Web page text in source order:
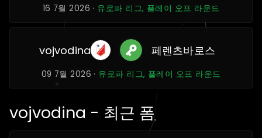
16 7월 2026 · 유로파 리그, 플레이 오프 라운드
vojvodina 페렌츠바로스
09 7월 2026 · 유로파 리그, 플레이 오프 라운드
vojvodina - 최근 폼